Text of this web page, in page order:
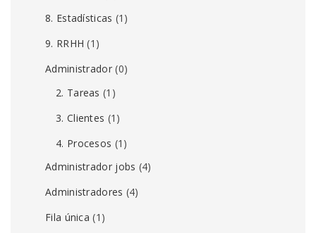
8. Estadísticas (1)
9. RRHH (1)
Administrador(0)
2. Tareas (1)
3. Clientes (1)
4. Procesos (1)
Administrador jobs (4)
Administradores (4)
Fila única (1)